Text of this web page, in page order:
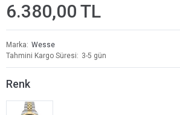
6.380,00 TL
Marka
Wesse
Tahmini Kargo Süresi
3-5 gün
Renk